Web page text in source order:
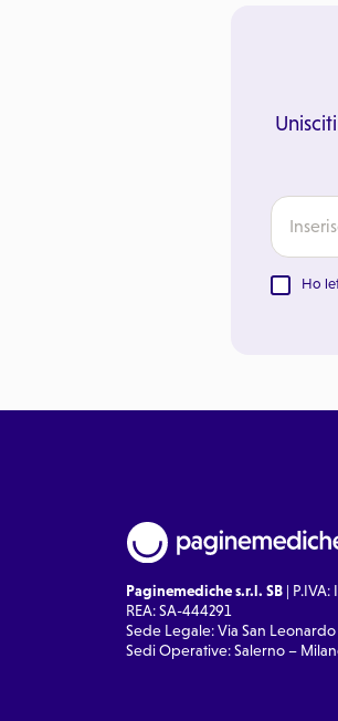
Ho
Paginemediche s.r.l. SB |
REA: SA-444291
Sede Legale: Via San Leonardo
Sedi Operative: Salerno –